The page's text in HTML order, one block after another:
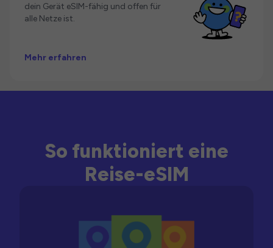
dein Gerät eSIM-fähig und offen für
alle Netze ist.
Mehr erfahren
So funktioniert eine
Reise-eSIM